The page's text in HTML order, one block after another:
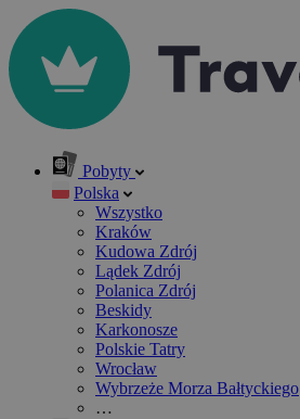
Pobyty
Polska
Wszystko
Kraków
Kudowa Zdrój
Lądek Zdrój
Polanica Zdrój
Beskidy
Karkonosze
Polskie Tatry
Wrocław
Wybrzeże Morza Bałtyckiego
…